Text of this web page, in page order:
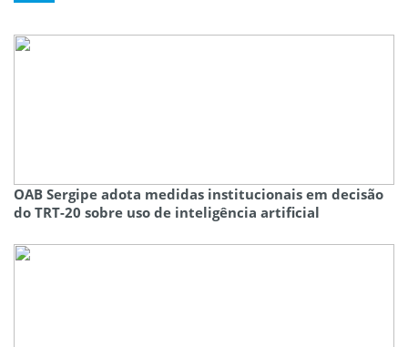
OAB Sergipe adota medidas institucionais em decisão
do TRT-20 sobre uso de inteligência artificial